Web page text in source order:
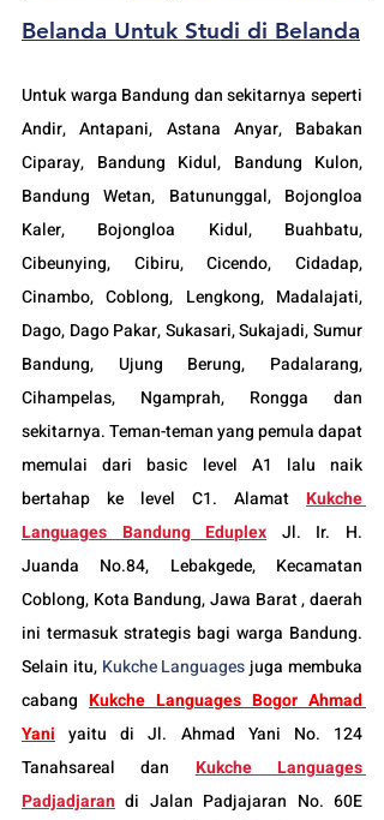
Belanda Untuk Studi di Belanda
Untuk warga Bandung dan sekitarnya seperti
Andir, Antapani, Astana Anyar, Babakan
Ciparay, Bandung Kidul, Bandung Kulon,
Bandung Wetan, Batununggal, Bojongloa
Kaler, Bojongloa Kidul, Buahbatu,
Cibeunying, Cibiru, Cicendo, Cidadap,
Cinambo, Coblong, Lengkong, Madalajati,
Dago, Dago Pakar, Sukasari, Sukajadi, Sumur
Bandung, Ujung Berung, Padalarang,
Cihampelas, Ngamprah, Rongga dan
sekitarnya. Teman-teman yang pemula dapat
memulai dari basic level A1 lalu naik
bertahap ke level C1. Alamat Kukche
Languages Bandung Eduplex Jl. Ir. H.
Juanda No.84, Lebakgede, Kecamatan
Coblong, Kota Bandung, Jawa Barat , daerah
ini termasuk strategis bagi warga Bandung.
Selain itu, Kukche Languages juga membuka
cabang Kukche Languages Bogor Ahmad
Yani yaitu di Jl. Ahmad Yani No. 124
Tanahsareal dan
Kukche Languages
Padjadjaran di Jalan Padjajaran No. 60E